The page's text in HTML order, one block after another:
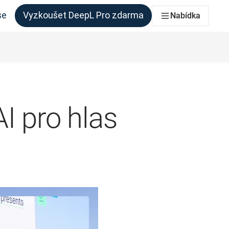
tým, který to potřebuje
Vyzkoušet DeepL Pro zdarma Nabídka
pro hlas